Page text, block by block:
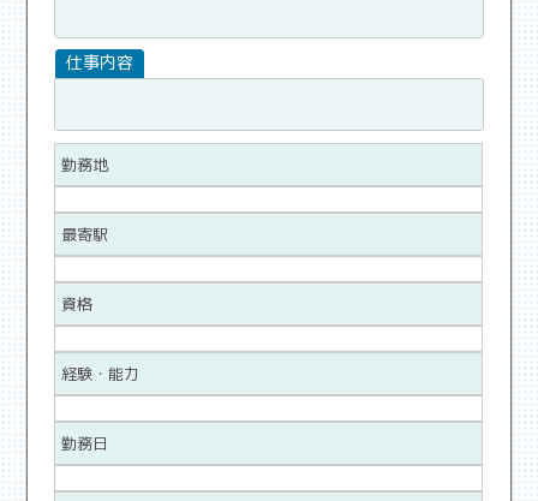
勤務地
最寄駅
資格
経験・能力
勤務日